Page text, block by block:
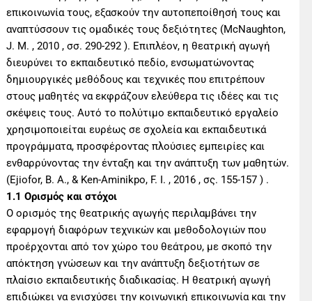
επικοινωνία τους, εξασκούν την αυτοπεποίθησή τους και
αναπτύσσουν τις ομαδικές τους δεξιότητες (McNaughton,
J. M. , 2010 , σσ. 290-292 ). Επιπλέον, η θεατρική αγωγή
διευρύνει το εκπαιδευτικό πεδίο, ενσωματώνοντας
δημιουργικές μεθόδους και τεχνικές που επιτρέπουν
στους μαθητές να εκφράζουν ελεύθερα τις ιδέες και τις
σκέψεις τους. Αυτό το πολύτιμο εκπαιδευτικό εργαλείο
χρησιμοποιείται ευρέως σε σχολεία και εκπαιδευτικά
προγράμματα, προσφέροντας πλούσιες εμπειρίες και
ενθαρρύνοντας την ένταξη και την ανάπτυξη των μαθητών.
(Ejiofor, B. A., & Ken-Aminikpo, F. I. , 2016 , σς. 155-157 ) .
1.1 Ορισμός και στόχοι
Ο ορισμός της θεατρικής αγωγής περιλαμβάνει την
εφαρμογή διαφόρων τεχνικών και μεθοδολογιών που
προέρχονται από τον χώρο του θεάτρου, με σκοπό την
απόκτηση γνώσεων και την ανάπτυξη δεξιοτήτων σε
πλαίσιο εκπαιδευτικής διαδικασίας. Η θεατρική αγωγή
επιδιώκει να ενισχύσει την κοινωνική επικοινωνία και την